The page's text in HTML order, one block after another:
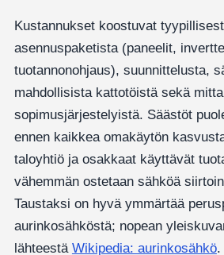
Kustannukset koostuvat
asennuspaketista (paneelit,
tuotannonohjaus), suunnittelusta,
mahdollisista kattotöistä sekä
sopimusjärjestelyistä. Säästöt
ennen kaikkea omakäytön
taloyhtiö ja osakkaat käyttävät
vähemmän ostetaan sähköä
Taustaksi on hyvä ymmärtää
aurinkosähköstä; nopean
lähteestä Wikipedia: aurinkosähkö.